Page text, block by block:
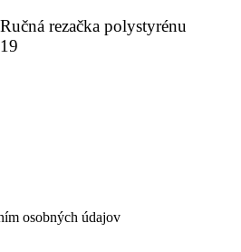
rezačka polystyrénu
osobných údajov